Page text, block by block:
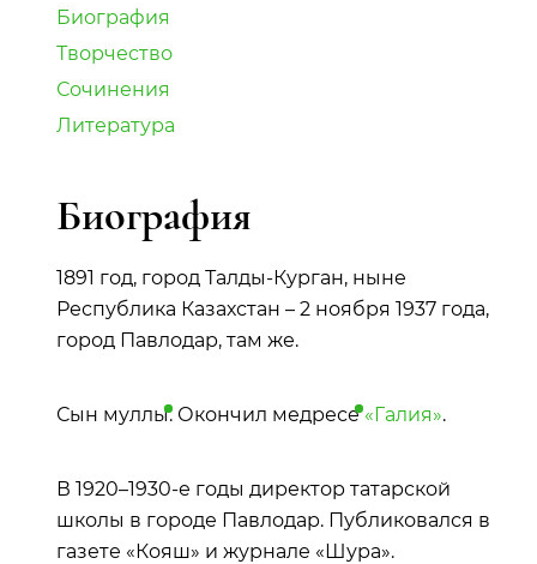
Биография
Творчество
Сочинения
Литература
Биография
1891 год, город Талды-Курган, ныне
Республика Казахстан – 2 ноября 1937 года,
город Павлодар, там же.
Сын муллы. Окончил медресе «Галия».
В 1920–1930-е годы директор татарской
школы в городе Павлодар. Публиковался в
газете «Кояш» и журнале «Шура».